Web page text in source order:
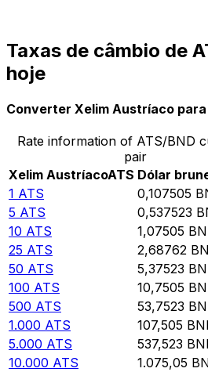
Taxas de câmbio de
hoje
Converter Xelim Austríaco
Rate information of ATS/BND
pair
Xelim AustríacoATS Dólar
1 ATS 0,107505
5 ATS 0,537523
10 ATS 1,07505
25 ATS 2,68762
50 ATS 5,37523
100 ATS 10,7505
500 ATS 53,7523
1.000 ATS 107,505
5.000 ATS 537,523
10.000 ATS 1.075,05